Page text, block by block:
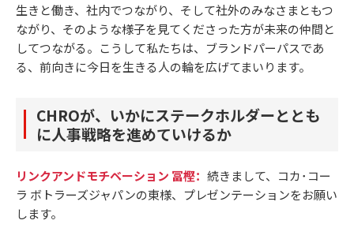
生きと働き、社内でつながり、そして社外のみなさまともつ
ながり、そのような様子を見てくださった方が未来の仲間と
してつながる。こうして私たちは、ブランドパーパスであ
る、前向きに今日を生きる人の輪を広げてまいります。
CHROが、いかにステークホルダーととも
に人事戦略を進めていけるか
リンクアンドモチベーション 冨樫： 続きまして、コカ･コー
ラ ボトラーズジャパンの東様、プレゼンテーションをお願い
します。